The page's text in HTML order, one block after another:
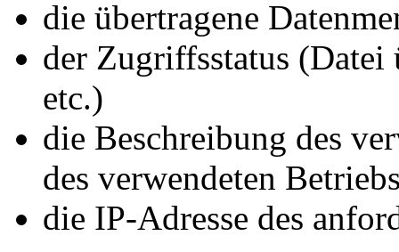
die übertragene
der Zugriffsstatus (Datei
etc.)
die Beschreibung des
des verwendeten
die IP-Adresse des